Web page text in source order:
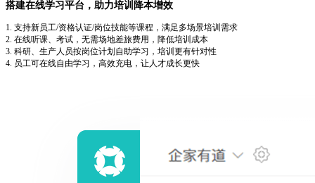
搭建在线学习平台，助力培训降本增效
1. 支持新员工/资格认证/岗位技能等课程，满足多场景培训需求
2. 在线听课、考试，无需场地差旅费用，降低培训成本
3. 科研、生产人员按岗位计划自助学习，培训更有针对性
4. 员工可在线自由学习，高效充电，让人才成长更快